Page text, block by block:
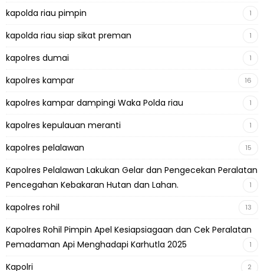
kapolda riau pimpin 1
kapolda riau siap sikat preman 1
kapolres dumai 1
kapolres kampar 16
kapolres kampar dampingi Waka Polda riau 1
kapolres kepulauan meranti 1
kapolres pelalawan 15
Kapolres Pelalawan Lakukan Gelar dan Pengecekan Peralatan
Pencegahan Kebakaran Hutan dan Lahan.
1
kapolres rohil 13
Kapolres Rohil Pimpin Apel Kesiapsiagaan dan Cek Peralatan
Pemadaman Api Menghadapi Karhutla 2025
1
Kapolri 2